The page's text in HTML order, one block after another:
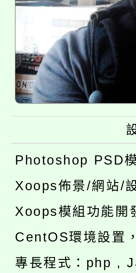
Photoshop PSD
Xoops佈景/網站/
Xoops模組功能開
CentOS環境設置
專長程式：php ,